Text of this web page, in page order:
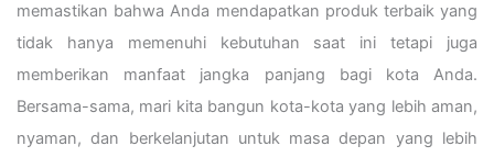
memastikan bahwa Anda mendapatkan produk terbaik yang
tidak hanya memenuhi kebutuhan saat ini tetapi juga
memberikan manfaat jangka panjang bagi kota Anda.
Bersama-sama, mari kita bangun kota-kota yang lebih aman,
nyaman, dan berkelanjutan untuk masa depan yang lebih